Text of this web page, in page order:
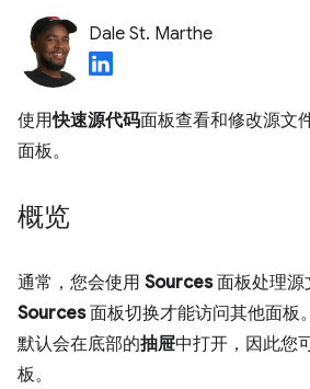
Dale St. Marthe
使用快速源代码面板查看和修改源文
面板。
概览
通常，您会使用 Sources面板处理源
Sources面板切换才能访问其他面板
默认会在底部的抽屉中打开，因此您
板。